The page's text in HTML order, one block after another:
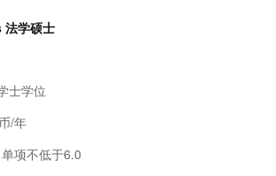
法学硕士
士学位
/年
项不低于6.0